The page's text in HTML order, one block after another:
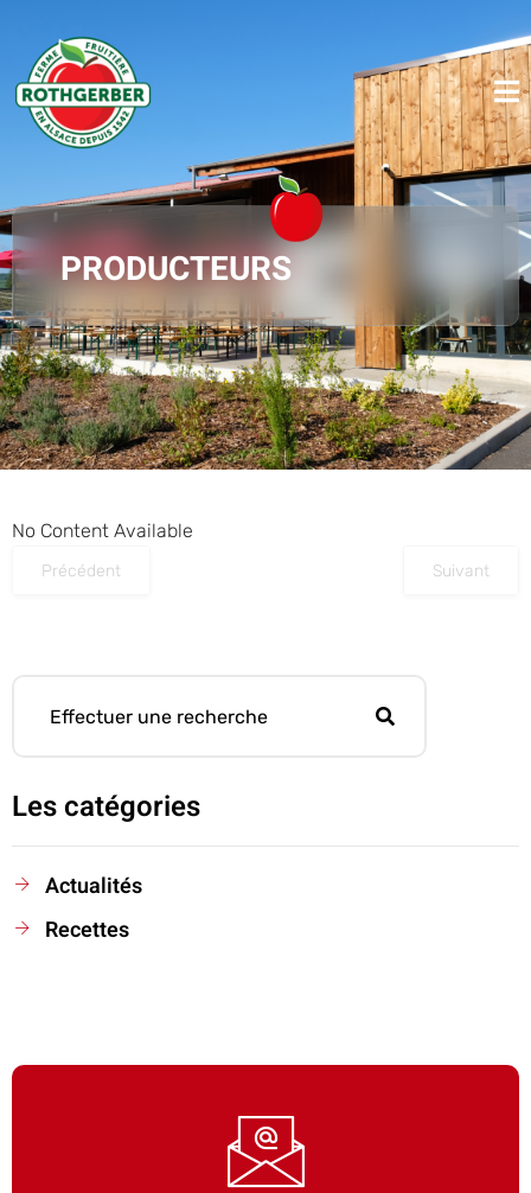
PRODUCTEURS
No Content Available
Précédent Suivant
Les catégories
Actualités
Recettes